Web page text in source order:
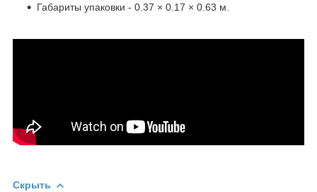
Габариты упаковки - 0.37 × 0.17 × 0.63 м.
Скрыть